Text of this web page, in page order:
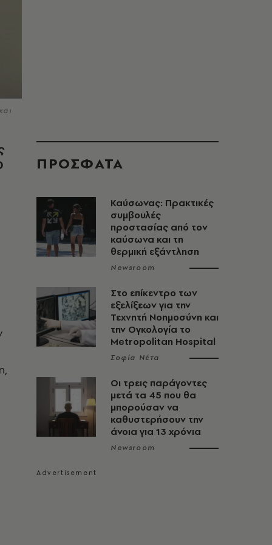
ΠΡΟΣΦΑΤΑ
Καύσωνας: Πρακτικές
συμβουλές
προστασίας από τον
καύσωνα και τη
θερμική εξάντληση
Newsroom
Στο επίκεντρο των
εξελίξεων για την
Τεχνητή Νοημοσύνη και
την Ογκολογία το
Metropolitan Hospital
Σοφία Νέτα
Οι τρεις παράγοντες
μετά τα 45 που θα
μπορούσαν να
καθυστερήσουν την
άνοια για 13 χρόνια
Newsroom